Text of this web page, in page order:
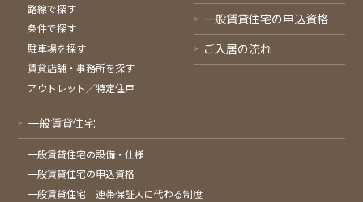
路線で探す
条件で探す
駐車場を探す
賃貸店舗・事務所を探す
アウトレット／特定住戸
一般賃貸住宅の申込資格
ご入居の流れ
一般賃貸住宅
一般賃貸住宅の設備・仕様
一般賃貸住宅の申込資格
一般賃貸住宅 連帯保証人に代わる制度